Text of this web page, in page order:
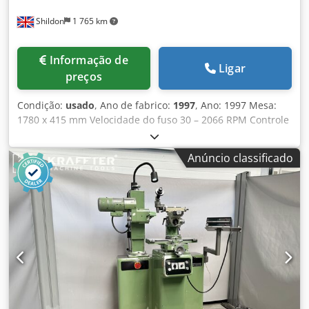
Shildon 1 765 km
preços
Ligar
Condição: usado, Ano de fabrico: 1997, Ano: 1997 Mesa:
1780 x 415 mm Velocidade do fuso 30 – 2066 RPM Controle
FIDIA Barra de tração Crjdpfx Adewtd Dyeyof Luz LOVO
Refrigerante
Anúncio classificado